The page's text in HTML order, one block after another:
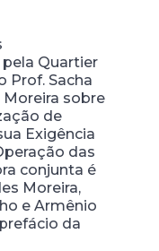
Quartier
Prof. Sacha
sobre
de
Exigência
das
conjunta é
Moreira,
e Armênio
da